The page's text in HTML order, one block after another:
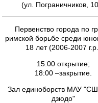
(ул. Пограничников,
Первенство города по
римской борьбе среди
18 лет (2006-2007
15:00 открытие;
18:00 –закрытие.
Зал единоборств МАУ
дзюдо"